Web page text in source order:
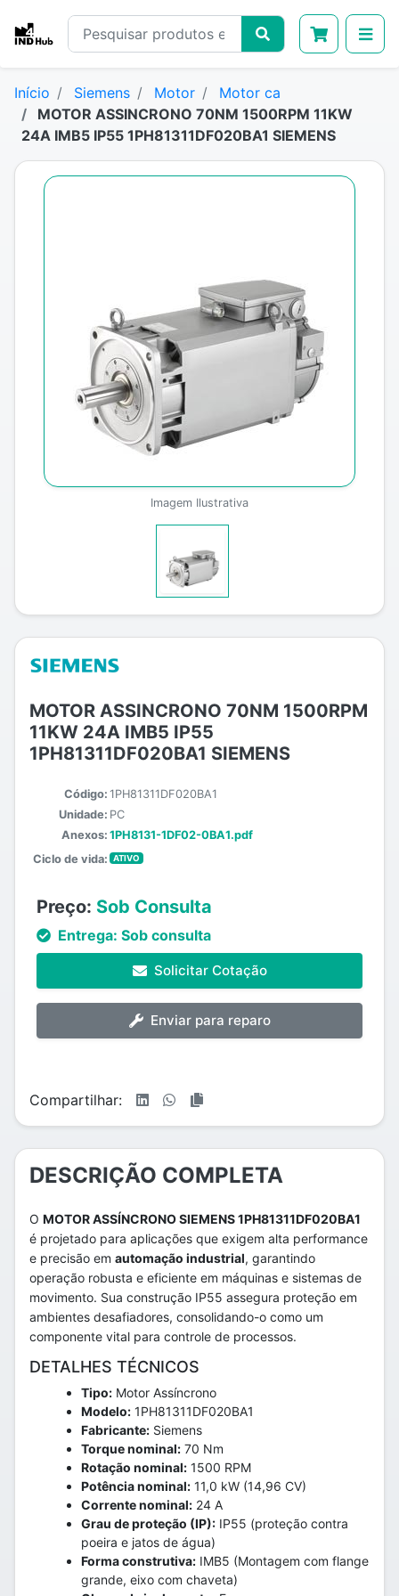
Início Siemens Motor
Motor ca
MOTOR ASSINCRONO 70NM 1500RPM 11KW
24A IMB5 IP55 1PH81311DF020BA1 SIEMENS
Imagem Ilustrativa
MOTOR ASSINCRONO 70NM 1500RPM
11KW 24A IMB5 IP55
1PH81311DF020BA1 SIEMENS
Código: 1PH81311DF020BA1
Unidade: PC
Anexos: 1PH8131-1DF02-0BA1.pdf
Ciclo de vida:
ATIVO
Preço: Sob Consulta
Entrega: Sob consulta
Solicitar Cotação
Enviar para reparo
Compartilhar:
DESCRIÇÃO COMPLETA
O MOTOR ASSÍNCRONO SIEMENS 1PH81311DF020BA1
é projetado para aplicações que exigem alta performance
e precisão em automação industrial, garantindo
operação robusta e eficiente em máquinas e sistemas de
movimento. Sua construção IP55 assegura proteção em
ambientes desafiadores, consolidando-o como um
componente vital para controle de processos.
DETALHES TÉCNICOS
Tipo: Motor Assíncrono
Modelo: 1PH81311DF020BA1
Fabricante: Siemens
Torque nominal: 70 Nm
Rotação nominal: 1500 RPM
Potência nominal: 11,0 kW (14,96 CV)
Corrente nominal: 24 A
Grau de proteção (IP): IP55 (proteção contra
poeira e jatos de água)
Forma construtiva: IMB5 (Montagem com flange
grande, eixo com chaveta)